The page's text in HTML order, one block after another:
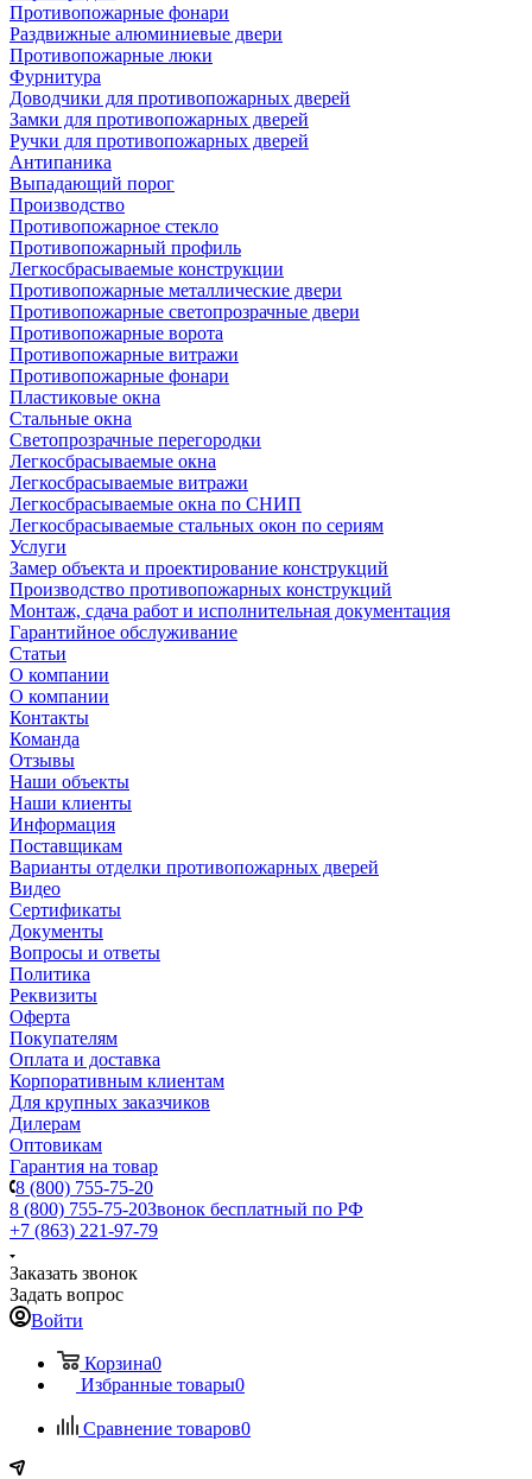
Противопожарные фонари
Раздвижные алюминиевые двери
Противопожарные люки
Фурнитура
Доводчики для противопожарных дверей
Замки для противопожарных дверей
Ручки для противопожарных дверей
Антипаника
Выпадающий порог
Производство
Противопожарное стекло
Противопожарный профиль
Легкосбрасываемые конструкции
Противопожарные металлические двери
Противопожарные светопрозрачные двери
Противопожарные ворота
Противопожарные витражи
Противопожарные фонари
Пластиковые окна
Стальные окна
Светопрозрачные перегородки
Легкосбрасываемые окна
Легкосбрасываемые витражи
Легкосбрасываемые окна по СНИП
Легкосбрасываемые стальных окон по сериям
Услуги
Замер объекта и проектирование конструкций
Производство противопожарных конструкций
Монтаж, сдача работ и исполнительная документация
Гарантийное обслуживание
Статьи
О компании
О компании
Контакты
Команда
Отзывы
Наши объекты
Наши клиенты
Информация
Поставщикам
Варианты отделки противопожарных дверей
Видео
Сертификаты
Документы
Вопросы и ответы
Политика
Реквизиты
Оферта
Покупателям
Оплата и доставка
Корпоративным клиентам
Для крупных заказчиков
Дилерам
Оптовикам
Гарантия на товар
8 (800) 755-75-20
8 (800) 755-75-20Звонок бесплатный по РФ
+7 (863) 221-97-79
Заказать звонок
Задать вопрос
Войти
Корзина0
Избранные товары0
Сравнение товаров0